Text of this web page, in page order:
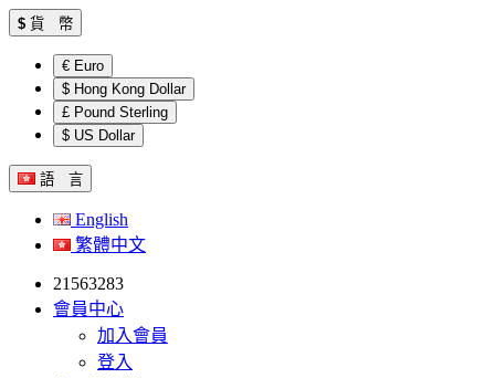
$ 貨 幣
€ Euro
$ Hong Kong Dollar
£ Pound Sterling
$ US Dollar
語 言
English
繁體中文
21563283
會員中心
加入會員
登入